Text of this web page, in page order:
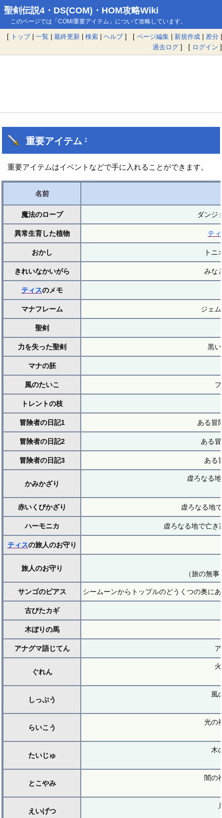
聖剣伝説4・DS(COM)・HOM攻略Wiki
このページでは「COM/重要アイテム」について攻略しています。
[ トップ| 一覧 | 最終更新 | 検索 | ヘルプ] [ ページ編集 | 新規作成 | 差分 |
過去ログ ] [ ログイン ]
重要アイテム†
重要アイテムはイベントなどで手に入れることができます。
名前
魔法のロープ ダンジ
異常生育した植物 テ
おかし トニ
きれいなかいがら みな
ティスのメモ
マナフレーム ジェ
聖剣
力を失った聖剣 黒
マナの胚
風のたいこ
トレントの枝
冒険者の日記1 ある冒
冒険者の日記2 ある
冒険者の日記3 ある
かみかざり
虚ろなる
赤いくびかざり 虚ろなる地
ハーモニカ 虚ろなる地で亡
ティスの旅人のお守り
旅人のお守り
（旅の無
サンゴのピアス シームーンからトップルのどうくつの奥に
古びたカギ
木ぼりの馬
アナグマ語じてん
ぐれん
しっぷう
風
らいこう
光の
たいじゅ
木
とこやみ
闇の
えいげつ